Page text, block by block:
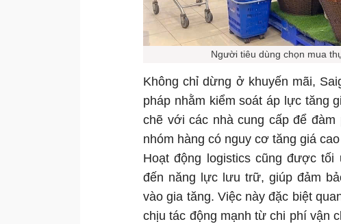
Người tiêu dùng chọn mua
Không chỉ dừng ở khuyến mãi,
pháp nhằm kiểm soát áp lực tăng
chẽ với các nhà cung cấp để
nhóm hàng có nguy cơ tăng giá
Hoạt động logistics cũng được
đến năng lực lưu trữ, giúp đảm
vào gia tăng. Việc này đặc biệt
chịu tác động mạnh từ chi phí vận